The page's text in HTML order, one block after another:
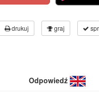
drukuj graj
Odpowiedź